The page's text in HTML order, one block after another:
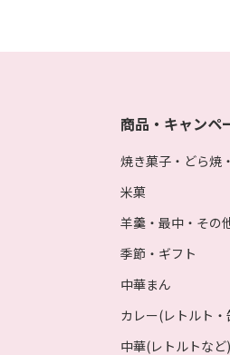
商品・キャンペ
焼き菓子・どら焼
米菓
羊羹・最中・その
季節・ギフト
中華まん
カレー(レトルト
中華(レトルトなど)